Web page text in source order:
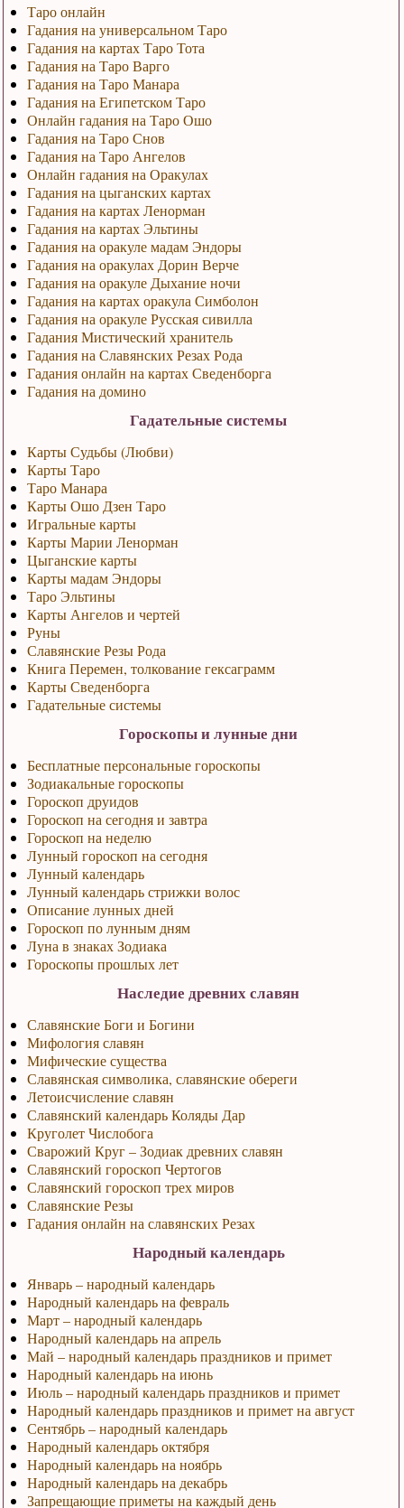
Таро онлайн
Гадания на универсальном Таро
Гадания на картах Таро Тота
Гадания на Таро Варго
Гадания на Таро Манара
Гадания на Египетском Таро
Онлайн гадания на Таро Ошо
Гадания на Таро Снов
Гадания на Таро Ангелов
Онлайн гадания на Оракулах
Гадания на цыганских картах
Гадания на картах Ленорман
Гадания на картах Эльтины
Гадания на оракуле мадам Эндоры
Гадания на оракулах Дорин Верче
Гадания на оракуле Дыхание ночи
Гадания на картах оракула Симболон
Гадания на оракуле Русская сивилла
Гадания Мистический хранитель
Гадания на Славянских Резах Рода
Гадания онлайн на картах Сведенборга
Гадания на домино
Гадательные системы
Карты Судьбы (Любви)
Карты Таро
Таро Манара
Карты Ошо Дзен Таро
Игральные карты
Карты Марии Ленорман
Цыганские карты
Карты мадам Эндоры
Таро Эльтины
Карты Ангелов и чертей
Руны
Славянские Резы Рода
Книга Перемен, толкование гексаграмм
Карты Сведенборга
Гадательные системы
Гороскопы и лунные дни
Бесплатные персональные гороскопы
Зодиакальные гороскопы
Гороскоп друидов
Гороскоп на сегодня и завтра
Гороскоп на неделю
Лунный гороскоп на сегодня
Лунный календарь
Лунный календарь стрижки волос
Описание лунных дней
Гороскоп по лунным дням
Луна в знаках Зодиака
Гороскопы прошлых лет
Наследие древних славян
Славянские Боги и Богини
Мифология славян
Мифические существа
Славянская символика, славянские обереги
Летоисчисление славян
Славянский календарь Коляды Дар
Круголет Числобога
Сварожий Круг – Зодиак древних славян
Славянский гороскоп Чертогов
Славянский гороскоп трех миров
Славянские Резы
Гадания онлайн на славянских Резах
Народный календарь
Январь – народный календарь
Народный календарь на февраль
Март – народный календарь
Народный календарь на апрель
Май – народный календарь праздников и примет
Народный календарь на июнь
Июль – народный календарь праздников и примет
Народный календарь праздников и примет на август
Сентябрь – народный календарь
Народный календарь октября
Народный календарь на ноябрь
Народный календарь на декабрь
Запрещающие приметы на каждый день